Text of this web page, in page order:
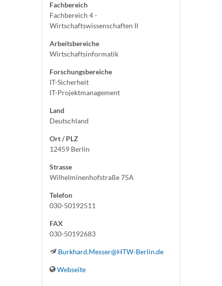
Fachbereich
Fachbereich 4 -
Wirtschaftswissenschaften II
Arbeitsbereiche
Wirtschaftsinformatik
Forschungsbereiche
IT-Sicherheit
IT-Projektmanagement
Land
Deutschland
Ort / PLZ
12459 Berlin
Strasse
Wilhelminenhofstraße 75A
Telefon
030-50192511
FAX
030-50192683
Burkhard.Messer@HTW-Berlin.de
Webseite